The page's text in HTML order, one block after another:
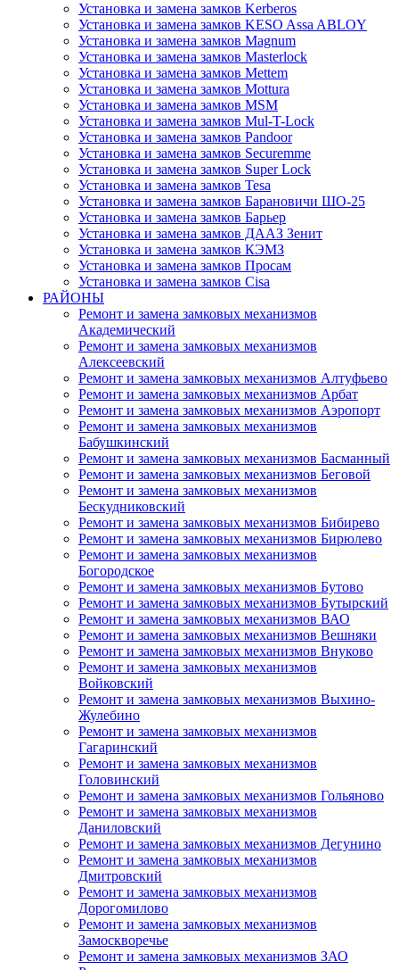
Установка и замена замков Kerberos
Установка и замена замков KESO Assa ABLOY
Установка и замена замков Magnum
Установка и замена замков Masterlock
Установка и замена замков Mettem
Установка и замена замков Mottura
Установка и замена замков MSM
Установка и замена замков Mul-T-Lock
Установка и замена замков Pandoor
Установка и замена замков Securemme
Установка и замена замков Super Lock
Установка и замена замков Tesa
Установка и замена замков Барановичи ШО-25
Установка и замена замков Барьер
Установка и замена замков ДААЗ Зенит
Установка и замена замков КЭМЗ
Установка и замена замков Просам
Установка и замена замков Cisa
РАЙОНЫ
Ремонт и замена замковых механизмов
Академический
Ремонт и замена замковых механизмов
Алексеевский
Ремонт и замена замковых механизмов Алтуфьево
Ремонт и замена замковых механизмов Арбат
Ремонт и замена замковых механизмов Аэропорт
Ремонт и замена замковых механизмов
Бабушкинский
Ремонт и замена замковых механизмов Басманный
Ремонт и замена замковых механизмов Беговой
Ремонт и замена замковых механизмов
Бескудниковский
Ремонт и замена замковых механизмов Бибирево
Ремонт и замена замковых механизмов Бирюлево
Ремонт и замена замковых механизмов
Богородское
Ремонт и замена замковых механизмов Бутово
Ремонт и замена замковых механизмов Бутырский
Ремонт и замена замковых механизмов ВАО
Ремонт и замена замковых механизмов Вешняки
Ремонт и замена замковых механизмов Внуково
Ремонт и замена замковых механизмов
Войковский
Ремонт и замена замковых механизмов Выхино-
Жулебино
Ремонт и замена замковых механизмов
Гагаринский
Ремонт и замена замковых механизмов
Головинский
Ремонт и замена замковых механизмов Гольяново
Ремонт и замена замковых механизмов
Даниловский
Ремонт и замена замковых механизмов Дегунино
Ремонт и замена замковых механизмов
Дмитровский
Ремонт и замена замковых механизмов
Дорогомилово
Ремонт и замена замковых механизмов
Замоскворечье
Ремонт и замена замковых механизмов ЗАО